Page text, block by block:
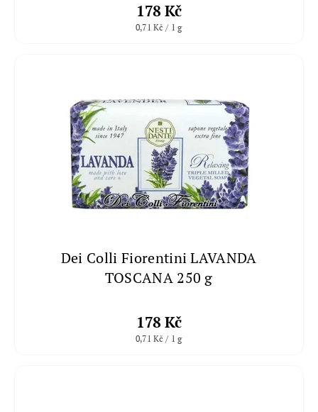
178 Kč
0,71 Kč / 1 g
Dei Colli Fiorentini LAVANDA
TOSCANA 250 g
178 Kč
0,71 Kč / 1 g